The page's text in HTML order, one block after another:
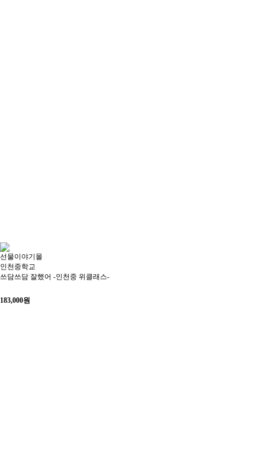
선물이야기몰
인천중학교
쓰담쓰담 잘했어 -인천중 위클래스-
183,000원